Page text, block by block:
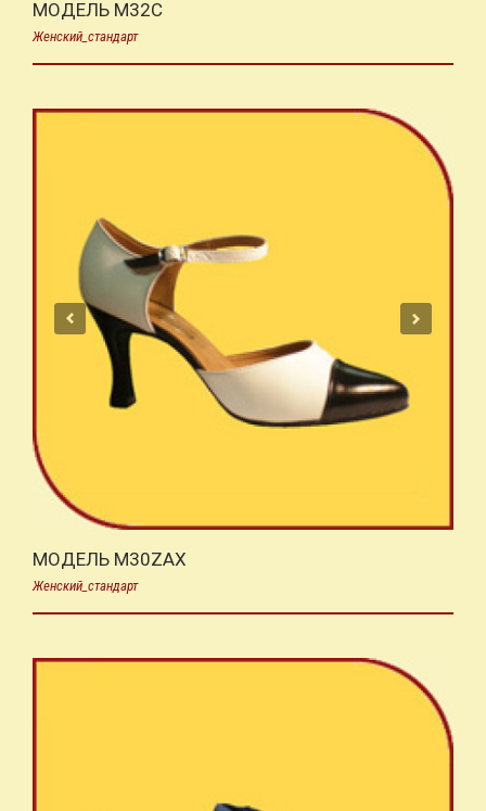
МОДЕЛЬ M32C
Женский_стандарт
МОДЕЛЬ M30ZAX
Женский_стандарт